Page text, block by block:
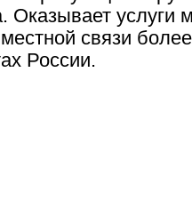
Оказывает услуги
связи
России.